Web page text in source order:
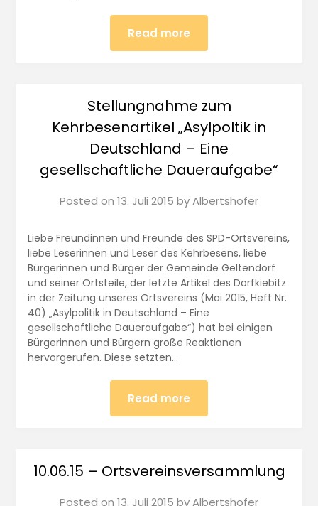
Read more
Stellungnahme zum
Kehrbesenartikel „Asylpoltik in
Deutschland – Eine
gesellschaftliche Daueraufgabe“
Posted on 13. Juli 2015 byAlbertshofer
Liebe Freundinnen und Freunde des SPD-Ortsvereins,
liebe Leserinnen und Leser des Kehrbesens, liebe
Bürgerinnen und Bürger der Gemeinde Geltendorf
und seiner Ortsteile, der letzte Artikel des Dorfkiebitz
in der Zeitung unseres Ortsvereins (Mai 2015, Heft Nr.
40) „Asylpolitik in Deutschland – Eine
gesellschaftliche Daueraufgabe“) hat bei einigen
Bürgerinnen und Bürgern große Reaktionen
hervorgerufen. Diese setzten…
Read more
10.06.15 – Ortsvereinsversammlung
Posted on 13. Juli 2015 byAlbertshofer